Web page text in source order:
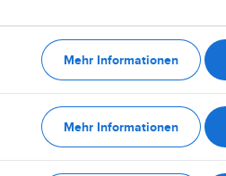
Mehr Informationen
Mehr Informationen